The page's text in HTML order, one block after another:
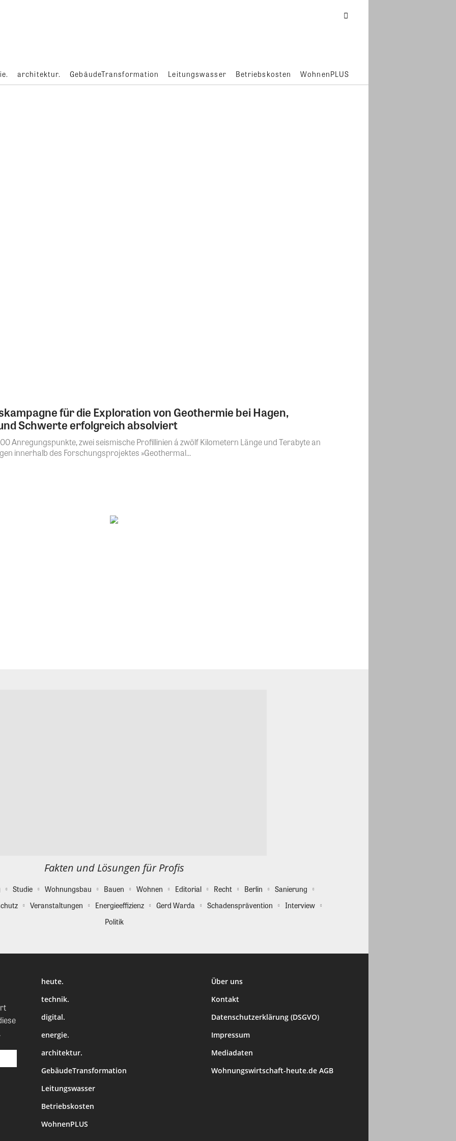
architektur. GebäudeTransformation Leitungswasser Betriebskosten WohnenPLUS
für die Exploration von Geothermie bei Hagen,
Schwerte erfolgreich absolviert
Anregungspunkte, zwei seismische Profillinien á zwölf Kilometern Länge und Terabyte an
innerhalb des Forschungsprojektes »Geothermal...
Fakten und Lösungen für Profis
Studie Wohnungsbau Bauen Wohnen Editorial Recht Berlin
Sanierung
Veranstaltungen Energieeffizienz Gerd Warda Schadensprävention
Interview
Politik
heute.
technik.
digital.
energie.
architektur.
GebäudeTransformation
Leitungswasser
Betriebskosten
WohnenPLUS
Über uns
Kontakt
Datenschutzerklärung (DSGVO)
Impressum
Mediadaten
Wohnungswirtschaft-heute.de AGB